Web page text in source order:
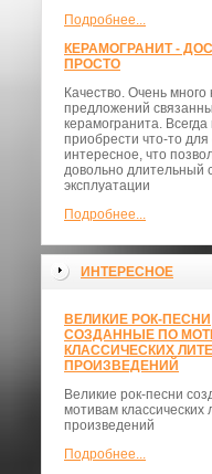
Подробнее...
КЕРАМОГРАНИТ -
ПРОСТО
Качество. Очень много
предложений
керамогранита.
приобрести что-то для
интересное, что
довольно длительный
эксплуатации
Подробнее...
ИНТЕРЕСНОЕ
ВЕЛИКИЕ РОК-ПЕСНИ
СОЗДАННЫЕ ПО
КЛАССИЧЕСКИХ
ПРОИЗВЕДЕНИЙ
Великие рок-песни
мотивам классических
произведений
Подробнее...